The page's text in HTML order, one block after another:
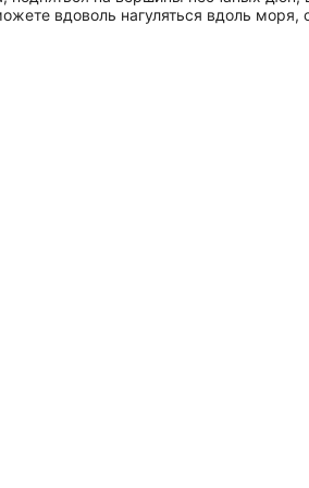
вдоволь нагуляться вдоль моря,